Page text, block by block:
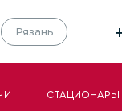
Рязань
СТАЦИОНАРЫ